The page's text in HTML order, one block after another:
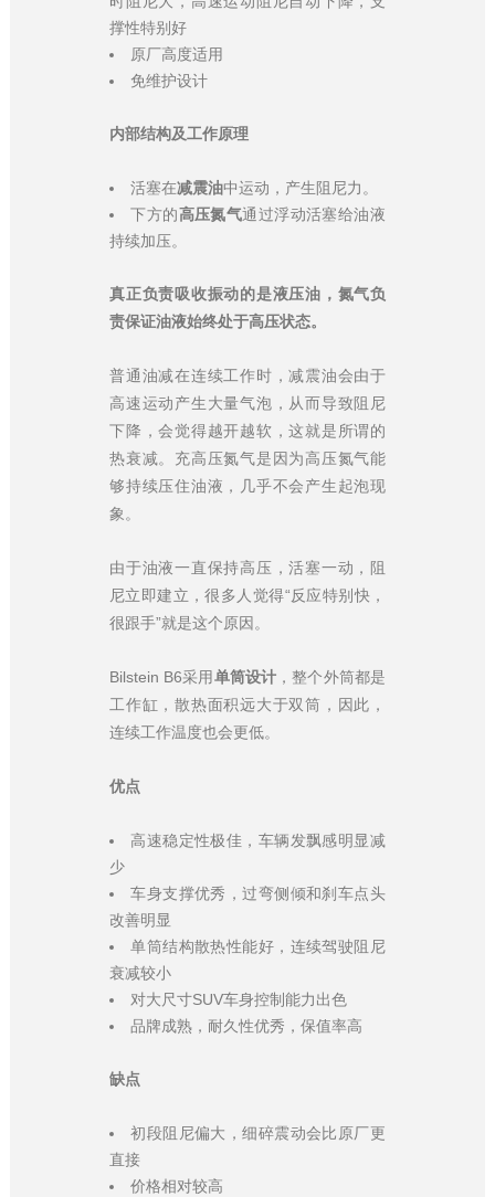
撑性特别好
原厂高度适用
免维护设计
内部结构及工作原理
活塞在减震油中运动，产生阻尼力。
下方的高压氮气通过浮动活塞给油液
持续加压。
真正负责吸收振动的是液压油，氮气负
责保证油液始终处于高压状态。
普通油减在连续工作时，减震油会由于
高速运动产生大量气泡，从而导致阻尼
下降，会觉得越开越软，这就是所谓的
热衰减。充高压氮气是因为高压氮气能
够持续压住油液，几乎不会产生起泡现
象。
由于油液一直保持高压，活塞一动，阻
尼立即建立，很多人觉得“反应特别快，
很跟手”就是这个原因。
Bilstein B6采用单筒设计 ，整个外筒都是
工作缸，散热面积远大于双筒，因此，
连续工作温度也会更低。
优点
高速稳定性极佳，车辆发飘感明显减
少
车身支撑优秀，过弯侧倾和刹车点头
改善明显
单筒结构散热性能好，连续驾驶阻尼
衰减较小
对大尺寸SUV车身控制能力出色
品牌成熟，耐久性优秀，保值率高
缺点
初段阻尼偏大，细碎震动会比原厂更
直接
价格相对较高